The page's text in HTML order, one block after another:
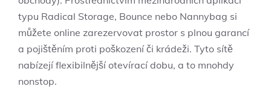
typu Radical Storage, Bounce nebo Nannybag si
můžete online zarezervovat prostor s plnou garancí
a pojištěním proti poškození či krádeži. Tyto sítě
nabízejí flexibilnější otevírací dobu, a to mnohdy
nonstop.